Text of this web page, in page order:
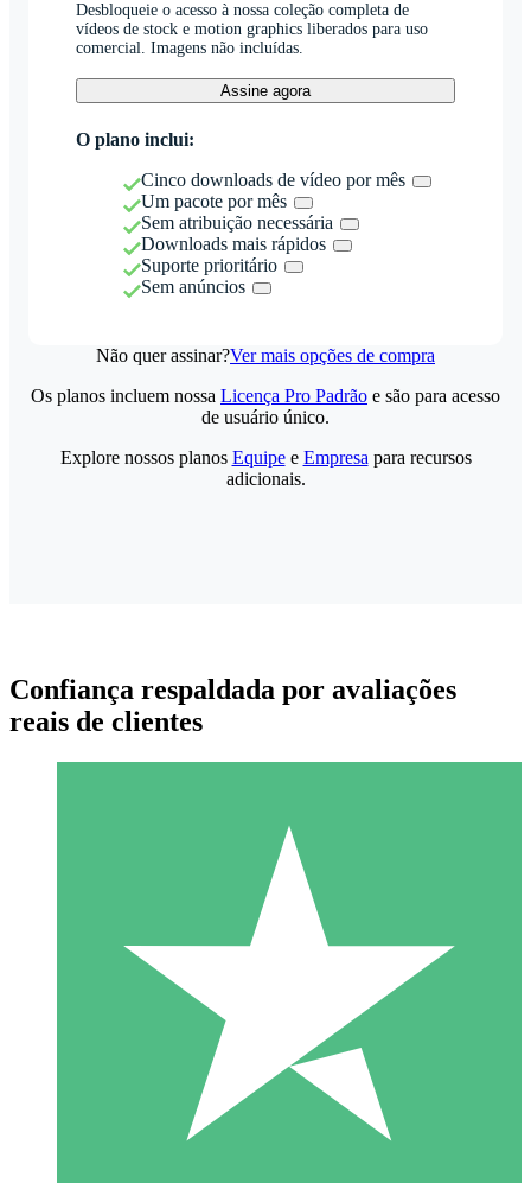
Desbloqueie o acesso à nossa coleção completa de
vídeos de stock e motion graphics liberados para uso
comercial. Imagens não incluídas.
Assine agora
O plano inclui:
Cinco downloads de vídeo por mês
Um pacote por mês
Sem atribuição necessária
Downloads mais rápidos
Suporte prioritário
Sem anúncios
Não quer assinar?Ver mais opções de compra
Pacotes de Créditos Individuais
Pague conforme o uso com créditos de download. Sem
1000
Os planos incluem nossa Licença Pro Padrão e são para acesso
de usuário único.
Explore nossos planos Equipee Empresa para recursos
adicionais.
Confiança respaldada por avaliações
reais de clientes